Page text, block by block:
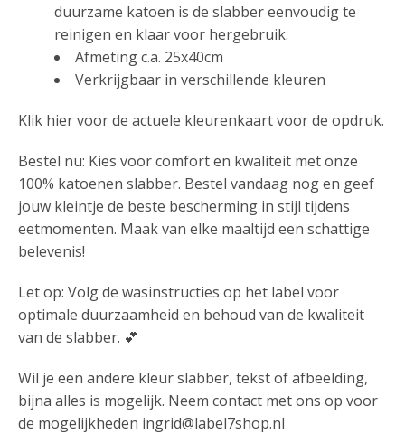
duurzame katoen is de slabber eenvoudig te
reinigen en klaar voor hergebruik.
Afmeting c.a. 25x40cm
Verkrijgbaar in verschillende kleuren
Klik hier voor de actuele kleurenkaart voor de opdruk.
Bestel nu: Kies voor comfort en kwaliteit met onze
100% katoenen slabber. Bestel vandaag nog en geef
jouw kleintje de beste bescherming in stijl tijdens
eetmomenten. Maak van elke maaltijd een schattige
belevenis!
Let op: Volg de wasinstructies op het label voor
optimale duurzaamheid en behoud van de kwaliteit
van de slabber. 💕
Wil je een andere kleur slabber, tekst of afbeelding,
bijna alles is mogelijk. Neem contact met ons op voor
de mogelijkheden ingrid@label7shop.nl